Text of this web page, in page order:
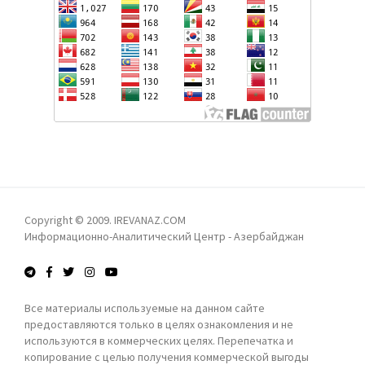
СПЕЦИАЛЬНОГО ПОСЛАННИКА ЕЩЕ НЕ ПРИНЯТО
АЙХАН ГАДЖИЗАДЕ: ОФИЦИАЛЬНЫЙ БАКУ ОТВЕРГ
ЗАЯВЛЕНИЕ ФРАНЦИИ ПО ДЕЛУ МАРТИНА РАЙАНА
РЕВАНШИСТСКОЕ ФЭНТЕЗИ: ДОГНАТЬ И
ПЕРЕГНАТЬ АЗЕРБАЙДЖАН? - ЛЕЙЛА
ПРОКУРАТУРА АРМЕНИИ НАПРАВИЛА В СУД
УГОЛОВНОЕ ДЕЛО ПРОТИВ КАТОЛИКОСА ВСЕХ
АРМЯН ГАРЕГИНА II
МИХАИЛ КАВЕЛАШВИЛИ: АЗЕРБАЙДЖАН,
ТУРЦИЯ СТРАНЫ ЦЕНТРАЛЬНОЙ АЗИИ, А ТАКЖЕ
КИТАЙ ВЫСОКО ОЦЕНИВАЮТ РОЛЬ ГРУЗИИ В
РЕГИОНЕ
Copyright © 2009. IREVANAZ.COM
Информационно-Аналитический Центр - Азербайджан
Все материалы используемые на данном сайте
предоставляются только в целях ознакомления и не
используются в коммерческих целях. Перепечатка и
копирование с целью получения коммерческой выгоды